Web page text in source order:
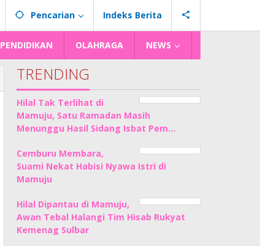
Pencarian Indeks Berita
PENDIDIKAN OLAHRAGA NEWS
TRENDING
Hilal Tak Terlihat di
Mamuju, Satu Ramadan Masih
Menunggu Hasil Sidang Isbat Pem…
Cemburu Membara,
Suami Nekat Habisi Nyawa Istri di
Mamuju
Hilal Dipantau di Mamuju,
Awan Tebal Halangi Tim Hisab Rukyat
Kemenag Sulbar